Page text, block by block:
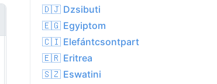
Fri, Aug 14
🇩🇯 Dzsibuti
🇪🇬 Egyiptom
🇨🇮 Elefántcsontpart
🇪🇷 Eritrea
🇸🇿 Eswatini